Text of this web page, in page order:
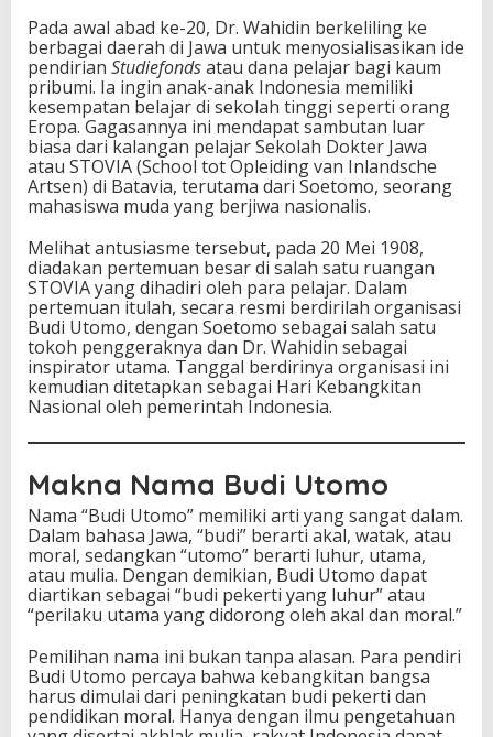
e
s
i
a
Pada awal abad ke-20, Dr. Wahidin berkeliling ke
berbagai daerah di Jawa untuk menyosialisasikan ide
pendirian Studiefondsatau dana pelajar bagi kaum
pribumi. Ia ingin anak-anak Indonesia memiliki
kesempatan belajar di sekolah tinggi seperti orang
Eropa. Gagasannya ini mendapat sambutan luar
biasa dari kalangan pelajar Sekolah Dokter Jawa
atau STOVIA (School tot Opleiding van Inlandsche
Artsen) di Batavia, terutama dari Soetomo, seorang
mahasiswa muda yang berjiwa nasionalis.
Melihat antusiasme tersebut, pada 20 Mei 1908,
diadakan pertemuan besar di salah satu ruangan
STOVIA yang dihadiri oleh para pelajar. Dalam
pertemuan itulah, secara resmi berdirilah organisasi
Budi Utomo, dengan Soetomo sebagai salah satu
tokoh penggeraknya dan Dr. Wahidin sebagai
inspirator utama. Tanggal berdirinya organisasi ini
kemudian ditetapkan sebagai Hari Kebangkitan
Nasional oleh pemerintah Indonesia.
Makna Nama Budi Utomo
Nama “Budi Utomo” memiliki arti yang sangat dalam.
Dalam bahasa Jawa, “budi” berarti akal, watak, atau
moral, sedangkan “utomo” berarti luhur, utama,
atau mulia. Dengan demikian, Budi Utomo dapat
diartikan sebagai “budi pekerti yang luhur” atau
“perilaku utama yang didorong oleh akal dan moral.”
Pemilihan nama ini bukan tanpa alasan. Para pendiri
Budi Utomo percaya bahwa kebangkitan bangsa
harus dimulai dari peningkatan budi pekerti dan
pendidikan moral. Hanya dengan ilmu pengetahuan